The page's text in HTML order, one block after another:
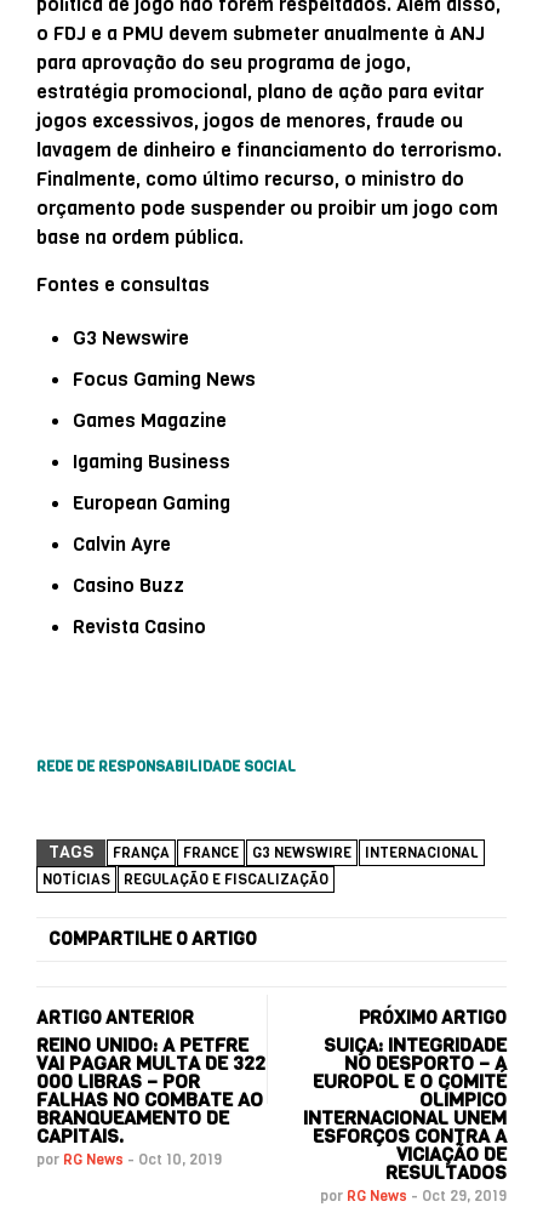
o FDJ e a PMU devem submeter anualmente à ANJ
para aprovação do seu programa de jogo,
estratégia promocional, plano de ação para evitar
jogos excessivos, jogos de menores, fraude ou
lavagem de dinheiro e financiamento do terrorismo.
Finalmente, como último recurso, o ministro do
orçamento pode suspender ou proibir um jogo com
base na ordem pública.
Fontes e consultas
G3 Newswire
Focus Gaming News
Games Magazine
Igaming Business
European Gaming
Calvin Ayre
Casino Buzz
Revista Casino
REDE DE RESPONSABILIDADE SOCIAL
TAGS FRANÇA FRANCE G3 NEWSWIRE
INTERNACIONAL
NOTÍCIAS
REGULAÇÃO E FISCALIZAÇÃO
COMPARTILHE O ARTIGO
ARTIGO ANTERIOR
REINO UNIDO: A PETFRE
VAI PAGAR MULTA DE 322
000 LIBRAS – POR
FALHAS NO COMBATE AO
BRANQUEAMENTO DE
CAPITAIS.
por RG News - Oct 10, 2019
PRÓXIMO ARTIGO
SUIÇA: INTEGRIDADE
NO DESPORTO – A
EUROPOL E O COMITÉ
OLÍMPICO
INTERNACIONAL UNEM
ESFORÇOS CONTRA A
VICIAÇÃO DE
RESULTADOS
por RG News - Oct 29, 2019